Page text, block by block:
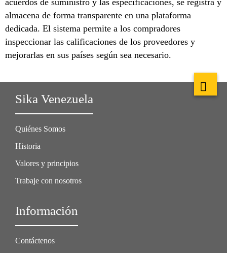
acuerdos de suministro y las especificaciones, se registra y
almacena de forma transparente en una plataforma
dedicada. El sistema permite a los compradores
inspeccionar las calificaciones de los proveedores y
mejorarlas en sus países según sea necesario.
Sika Venezuela
Quiénes Somos
Historia
Valores y principios
Trabaje con nosotros
Información
Contáctenos